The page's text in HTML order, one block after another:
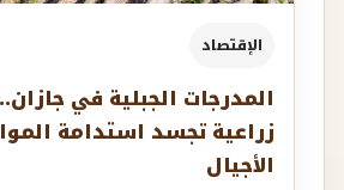
الإقتصاد
المدرجات الجبلية في
زراعية تجسد استدامة
الأجيال